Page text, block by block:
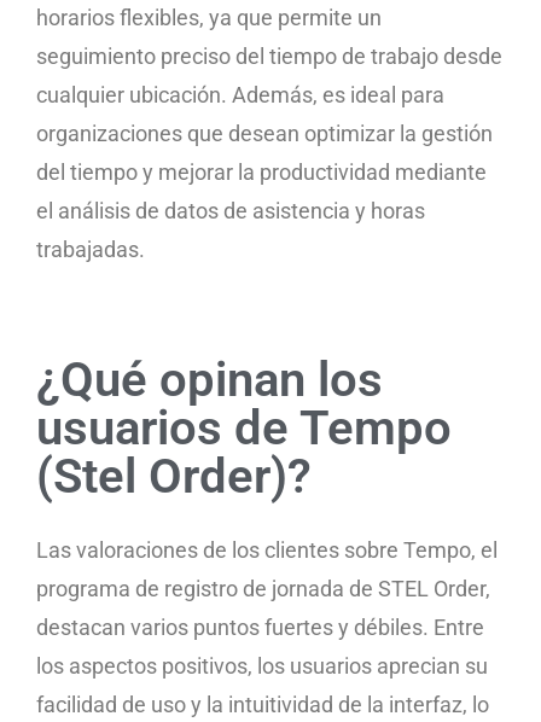
horarios flexibles, ya que permite un
seguimiento preciso del tiempo de trabajo desde
cualquier ubicación. Además, es ideal para
organizaciones que desean optimizar la gestión
del tiempo y mejorar la productividad mediante
el análisis de datos de asistencia y horas
trabajadas.
¿Qué opinan los
usuarios de Tempo
(Stel Order)?
Las valoraciones de los clientes sobre Tempo, el
programa de registro de jornada de STEL Order,
destacan varios puntos fuertes y débiles. Entre
los aspectos positivos, los usuarios aprecian su
facilidad de uso y la intuitividad de la interfaz, lo